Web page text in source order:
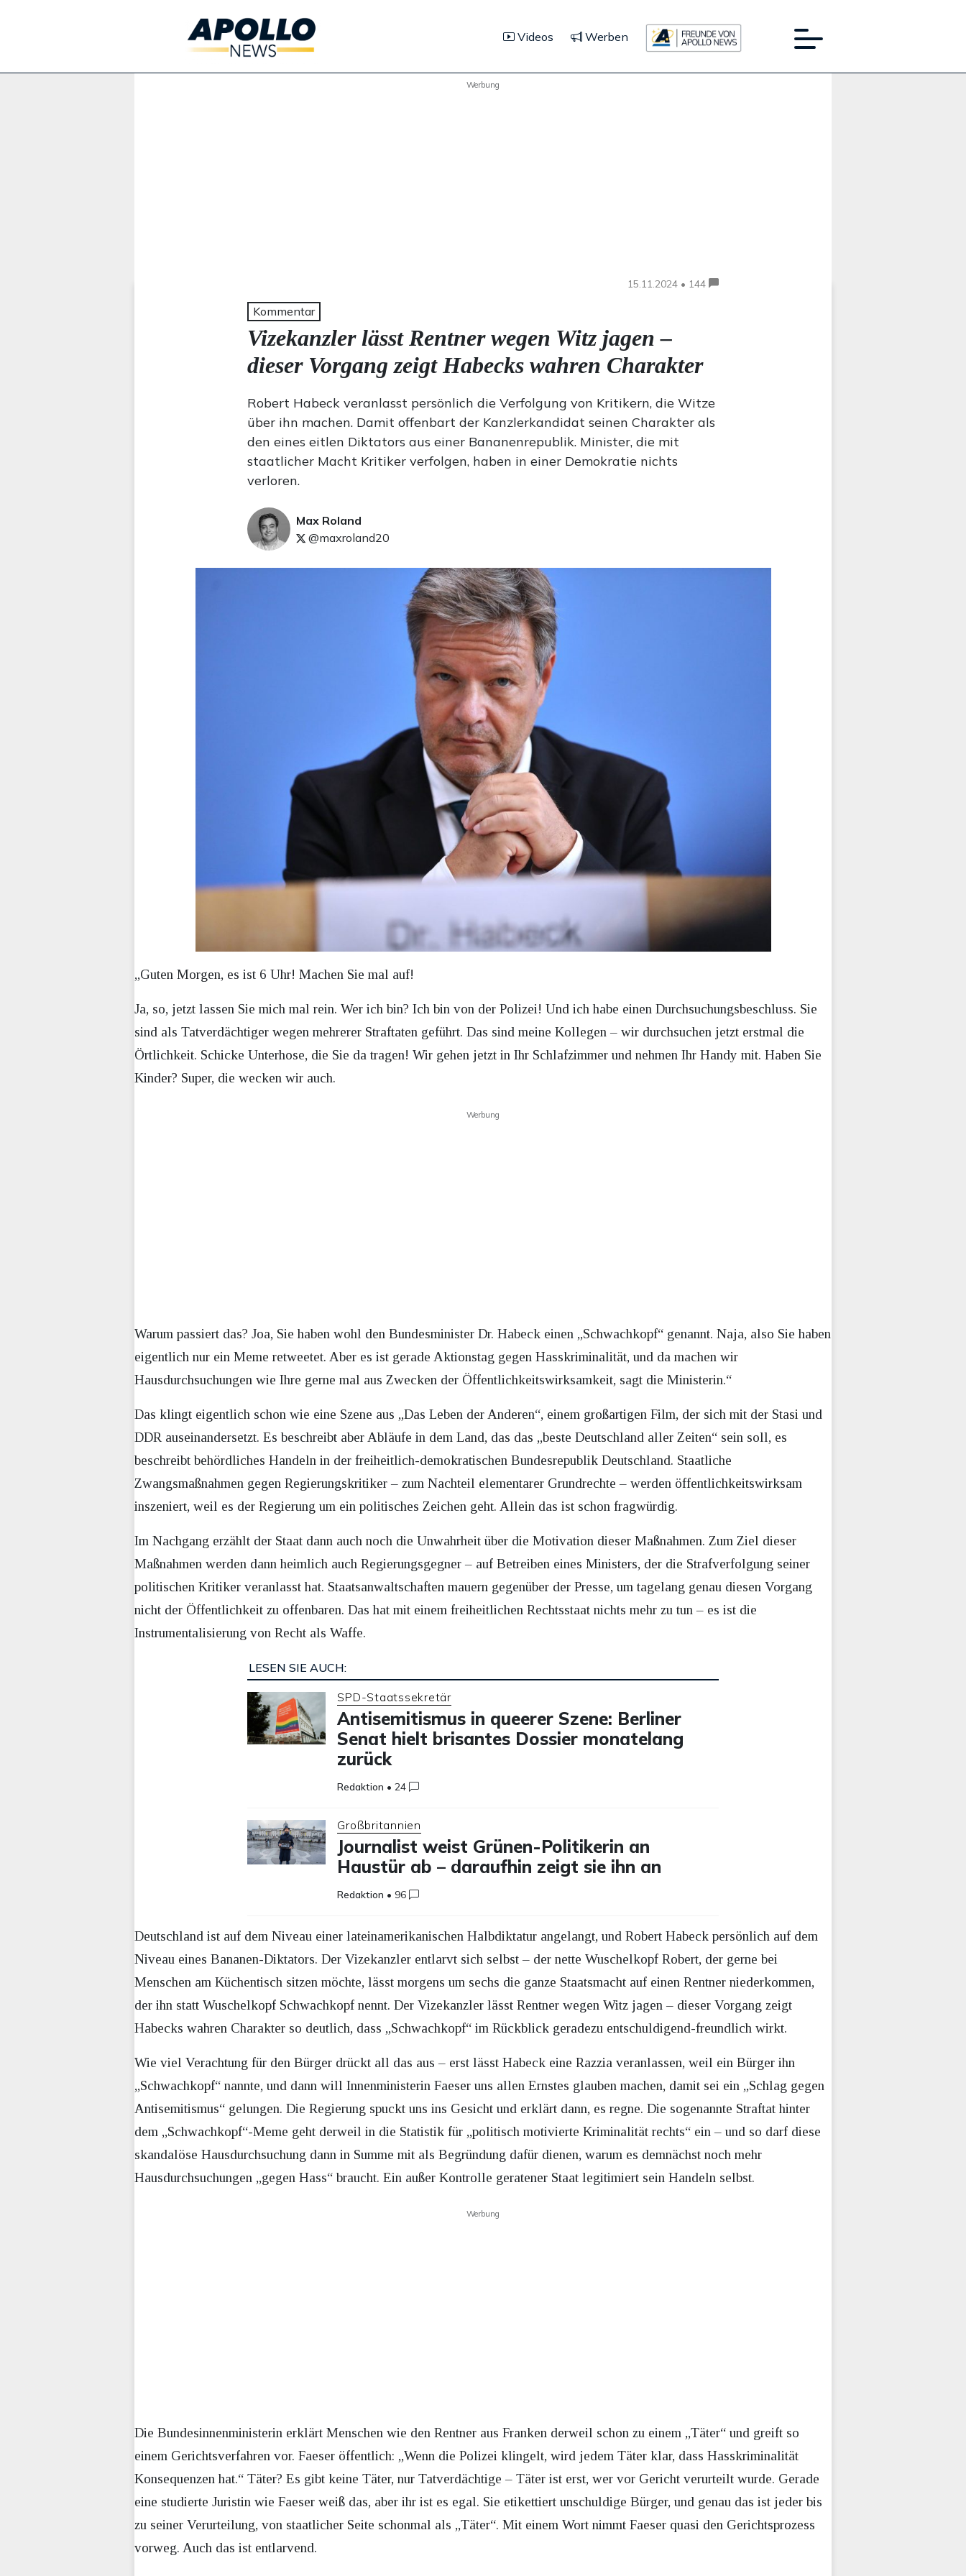
Videos Werben
Werbung
15.11.2024 • 144
Kommentar
Vizekanzler lässt Rentner wegen Witz jagen –
dieser Vorgang zeigt Habecks wahren Charakter
Robert Habeck veranlasst persönlich die Verfolgung von Kritikern, die Witze
über ihn machen. Damit offenbart der Kanzlerkandidat seinen Charakter als
den eines eitlen Diktators aus einer Bananenrepublik. Minister, die mit
staatlicher Macht Kritiker verfolgen, haben in einer Demokratie nichts
verloren.
Max Roland
@maxroland20
„Guten Morgen, es ist 6 Uhr! Machen Sie mal auf!
Ja, so, jetzt lassen Sie mich mal rein. Wer ich bin? Ich bin von der Polizei! Und ich habe einen Durchsuchungsbeschluss. Sie
sind als Tatverdächtiger wegen mehrerer Straftaten geführt. Das sind meine Kollegen – wir durchsuchen jetzt erstmal die
Örtlichkeit. Schicke Unterhose, die Sie da tragen! Wir gehen jetzt in Ihr Schlafzimmer und nehmen Ihr Handy mit. Haben Sie
Kinder? Super, die wecken wir auch.
Werbung
Warum passiert das? Joa, Sie haben wohl den Bundesminister Dr. Habeck einen „Schwachkopf“ genannt. Naja, also Sie haben
eigentlich nur ein Meme retweetet. Aber es ist gerade Aktionstag gegen Hasskriminalität, und da machen wir
Hausdurchsuchungen wie Ihre gerne mal aus Zwecken der Öffentlichkeitswirksamkeit, sagt die Ministerin.“
Das klingt eigentlich schon wie eine Szene aus „Das Leben der Anderen“, einem großartigen Film, der sich mit der Stasi und
DDR auseinandersetzt. Es beschreibt aber Abläufe in dem Land, das das „beste Deutschland aller Zeiten“ sein soll, es
beschreibt behördliches Handeln in der freiheitlich-demokratischen Bundesrepublik Deutschland. Staatliche
Zwangsmaßnahmen gegen Regierungskritiker – zum Nachteil elementarer Grundrechte – werden öffentlichkeitswirksam
inszeniert, weil es der Regierung um ein politisches Zeichen geht. Allein das ist schon fragwürdig.
Im Nachgang erzählt der Staat dann auch noch die Unwahrheit über die Motivation dieser Maßnahmen. Zum Ziel dieser
Maßnahmen werden dann heimlich auch Regierungsgegner – auf Betreiben eines Ministers, der die Strafverfolgung seiner
politischen Kritiker veranlasst hat. Staatsanwaltschaften mauern gegenüber der Presse, um tagelang genau diesen Vorgang
nicht der Öffentlichkeit zu offenbaren. Das hat mit einem freiheitlichen Rechtsstaat nichts mehr zu tun – es ist die
Instrumentalisierung von Recht als Waffe.
LESEN SIE AUCH:
SPD-Staatssekretär
Antisemitismus in queerer Szene: Berliner
Senat hielt brisantes Dossier monatelang
zurück
Redaktion •24
Großbritannien
Journalist weist Grünen-Politikerin an
Haustür ab – daraufhin zeigt sie ihn an
Redaktion • 96
Deutschland ist auf dem Niveau einer lateinamerikanischen Halbdiktatur angelangt, und Robert Habeck persönlich auf dem
Niveau eines Bananen-Diktators. Der Vizekanzler entlarvt sich selbst – der nette Wuschelkopf Robert, der gerne bei
Menschen am Küchentisch sitzen möchte, lässt morgens um sechs die ganze Staatsmacht auf einen Rentner niederkommen,
der ihn statt Wuschelkopf Schwachkopf nennt. Der Vizekanzler lässt Rentner wegen Witz jagen – dieser Vorgang zeigt
Habecks wahren Charakter so deutlich, dass „Schwachkopf“ im Rückblick geradezu entschuldigend-freundlich wirkt.
Wie viel Verachtung für den Bürger drückt all das aus – erst lässt Habeck eine Razzia veranlassen, weil ein Bürger ihn
„Schwachkopf“ nannte, und dann will Innenministerin Faeser uns allen Ernstes glauben machen, damit sei ein „Schlag gegen
Antisemitismus“ gelungen. Die Regierung spuckt uns ins Gesicht und erklärt dann, es regne. Die sogenannte Straftat hinter
dem „Schwachkopf“-Meme geht derweil in die Statistik für „politisch motivierte Kriminalität rechts“ ein – und so darf diese
skandalöse Hausdurchsuchung dann in Summe mit als Begründung dafür dienen, warum es demnächst noch mehr
Hausdurchsuchungen „gegen Hass“ braucht. Ein außer Kontrolle geratener Staat legitimiert sein Handeln selbst.
Werbung
Die Bundesinnenministerin erklärt Menschen wie den Rentner aus Franken derweil schon zu einem „Täter“ und greift so
einem Gerichtsverfahren vor. Faeser öffentlich: „Wenn die Polizei klingelt, wird jedem Täter klar, dass Hasskriminalität
Konsequenzen hat.“ Täter? Es gibt keine Täter, nur Tatverdächtige – Täter ist erst, wer vor Gericht verurteilt wurde. Gerade
eine studierte Juristin wie Faeser weiß das, aber ihr ist es egal. Sie etikettiert unschuldige Bürger, und genau das ist jeder bis
zu seiner Verurteilung, von staatlicher Seite schonmal als „Täter“. Mit einem Wort nimmt Faeser quasi den Gerichtsprozess
vorweg. Auch das ist entlarvend.